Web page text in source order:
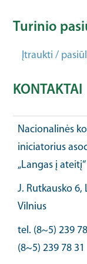
Turinio
Įtraukti /
KONTAKTAI
Nacionalinės
iniciatorius
„Langas į ateitį“
J. Rutkausko 6,
Vilnius
tel. (8~5) 239
(8~5) 239 78 31